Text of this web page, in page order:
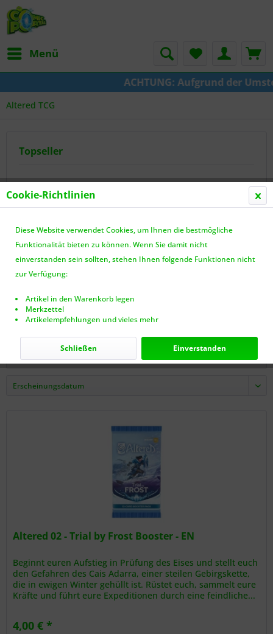
Menü
ACHTUNG: Aufgrund der
Altered TCG
Topseller
Altered 02 - Prüfung des Eises Booster - DE
Filtern
Altered 02 - Trial by Frost Booster - EN
Beginnt euren Aufstieg in Prüfung des Eises und stellt euch
den Gefahren des Cais Adarra, einer steilen Gebirgskette,
die in ewigen Winter gehüllt ist. Rüstet euch, sammelt eure
Kräfte und führt eure Expeditionen durch eine feindliche...
4,00 € *
Cookie-Richtlinien
Diese Website verwendet Cookies, um Ihnen die bestmögliche
Funktionalität bieten zu können. Wenn Sie damit nicht
einverstanden sein sollten, stehen Ihnen folgende Funktionen nicht
zur Verfügung:
Artikel in den Warenkorb legen
Merkzettel
Artikelempfehlungen und vieles mehr
Einverstanden
Schließen